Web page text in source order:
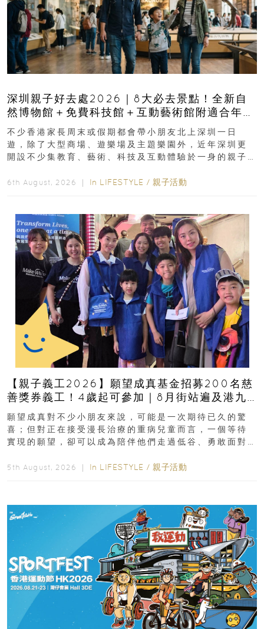
深圳親子好去處2026｜8大必去景點！全新自
然博物館＋免費科技館＋互動藝術館附適合年
齡、交通、門票、開放時間
不少香港家長周末或假期都會帶小朋友北上深圳一日
遊，除了大型商場、遊樂場及主題樂園外，近年深圳更
開設不少集教育、藝術、科技及互動體驗於一身的親子
6th August, 2026 ｜ In LIFESTYLE / 親子活動
【親子義工2026】願望成真基金招募200名慈
善獎券義工！4歲起可參加｜8月街站遍及港九
新界
願望成真對不少小朋友來說，可能是一次期待已久的驚
喜；但對正在接受漫長治療的重病兒童而言，一個等待
實現的願望，卻可以成為陪伴他們走過低谷、勇敢面對
5th August, 2026 ｜ In LIFESTYLE / 親子活動